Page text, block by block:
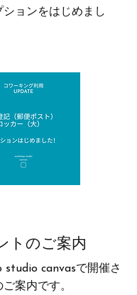
ションをはじめまし
トのご案内
studio canvasで開催さ
案内です。